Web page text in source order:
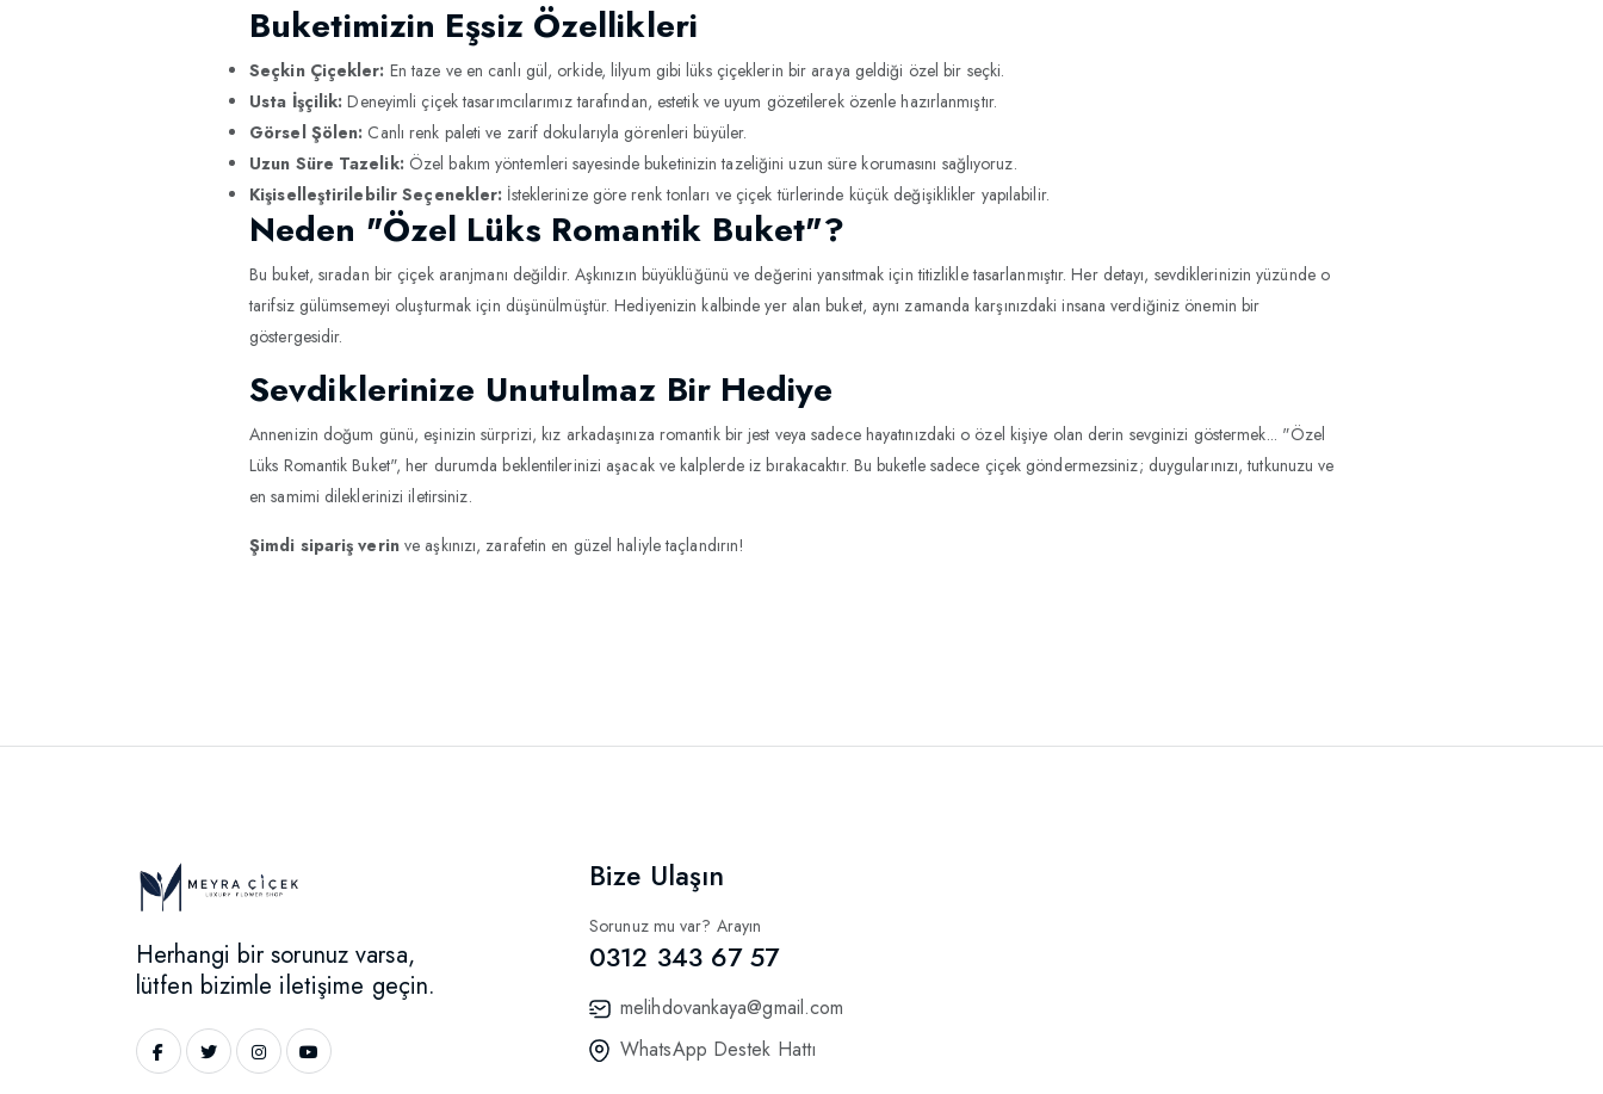
Buketimizin Eşsiz Özellikleri
Seçkin Çiçekler: En taze ve en canlı gül, orkide, lilyum gibi lüks çiçeklerin bir araya geldiği özel bir seçki.
Usta İşçilik: Deneyimli çiçek tasarımcılarımız tarafından, estetik ve uyum gözetilerek özenle hazırlanmıştır.
Görsel Şölen: Canlı renk paleti ve zarif dokularıyla görenleri büyüler.
Uzun Süre Tazelik: Özel bakım yöntemleri sayesinde buketinizin tazeliğini uzun süre korumasını sağlıyoruz.
Kişiselleştirilebilir Seçenekler: İsteklerinize göre renk tonları ve çiçek türlerinde küçük değişiklikler yapılabilir.
Neden "Özel Lüks Romantik Buket"?
Bu buket, sıradan bir çiçek aranjmanı değildir. Aşkınızın büyüklüğünü ve değerini yansıtmak için titizlikle tasarlanmıştır. Her detayı, sevdiklerinizin yüzünde o
tarifsiz gülümsemeyi oluşturmak için düşünülmüştür. Hediyenizin kalbinde yer alan buket, aynı zamanda karşınızdaki insana verdiğiniz önemin bir
göstergesidir.
Sevdiklerinize Unutulmaz Bir Hediye
Annenizin doğum günü, eşinizin sürprizi, kız arkadaşınıza romantik bir jest veya sadece hayatınızdaki o özel kişiye olan derin sevginizi göstermek... "Özel
Lüks Romantik Buket", her durumda beklentilerinizi aşacak ve kalplerde iz bırakacaktır. Bu buketle sadece çiçek göndermezsiniz; duygularınızı, tutkunuzu ve
en samimi dileklerinizi iletirsiniz.
Şimdi sipariş verinve aşkınızı, zarafetin en güzel haliyle taçlandırın!
Herhangi bir sorunuz varsa,
lütfen bizimle iletişime geçin.
Bize Ulaşın
Sorunuz mu var? Arayın
0312 343 67 57
melihdovankaya@gmail.com
WhatsApp Destek Hattı